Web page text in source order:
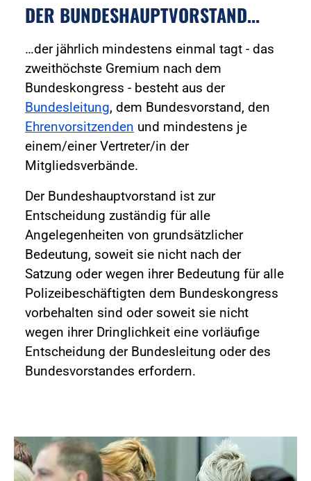
DER BUNDESHAUPTVORSTAND...
…der jährlich mindestens einmal tagt - das
zweithöchste Gremium nach dem
Bundeskongress - besteht aus der
Bundesleitung, dem Bundesvorstand, den
Ehrenvorsitzenden und mindestens je
einem/einer Vertreter/in der
Mitgliedsverbände.
Der Bundeshauptvorstand ist zur
Entscheidung zuständig für alle
Angelegenheiten von grundsätzlicher
Bedeutung, soweit sie nicht nach der
Satzung oder wegen ihrer Bedeutung für alle
Polizeibeschäftigten dem Bundeskongress
vorbehalten sind oder soweit sie nicht
wegen ihrer Dringlichkeit eine vorläufige
Entscheidung der Bundesleitung oder des
Bundesvorstandes erfordern.